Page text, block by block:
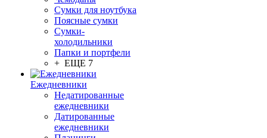
Сумки для ноутбука
Поясные сумки
Сумки-
холодильники
Папки и портфели
+ ЕЩЕ 7
Ежедневники
Недатированные
ежедневники
Датированные
ежедневники